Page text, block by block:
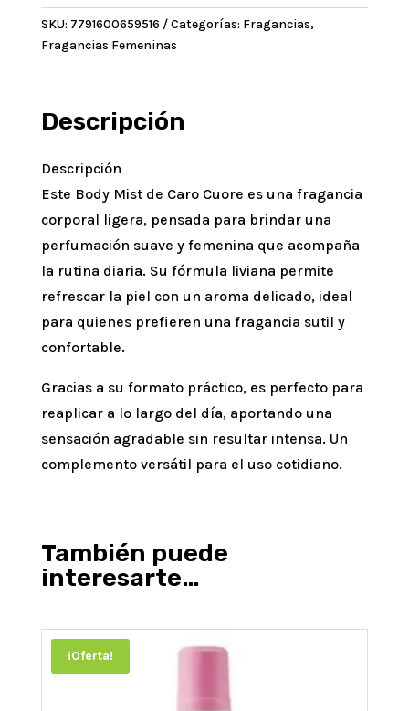
MIST
120ML
cantidad
SKU: 7791600659516 Categorías: Fragancias,
Fragancias Femeninas
Descripción
Descripción
Este Body Mist de Caro Cuore es una fragancia
corporal ligera, pensada para brindar una
perfumación suave y femenina que acompaña
la rutina diaria. Su fórmula liviana permite
refrescar la piel con un aroma delicado, ideal
para quienes prefieren una fragancia sutil y
confortable.
Gracias a su formato práctico, es perfecto para
reaplicar a lo largo del día, aportando una
sensación agradable sin resultar intensa. Un
complemento versátil para el uso cotidiano.
También puede
interesarte…
¡Oferta!